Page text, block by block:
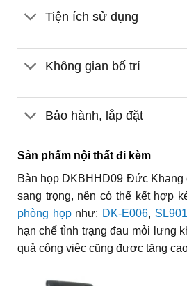
Tiện ích sử dụng
Không gian bố trí
Bảo hành, lắp đặt
Sản phẩm nội thất đi kèm
Bàn họp DKBHHD09 Đức Khang
sang trọng, nên có thể kết hợp
phòng họpnhư: DK-E006, SL901
hạn chế tình trạng đau mỏi lưng
quả công việc cũng được tăng